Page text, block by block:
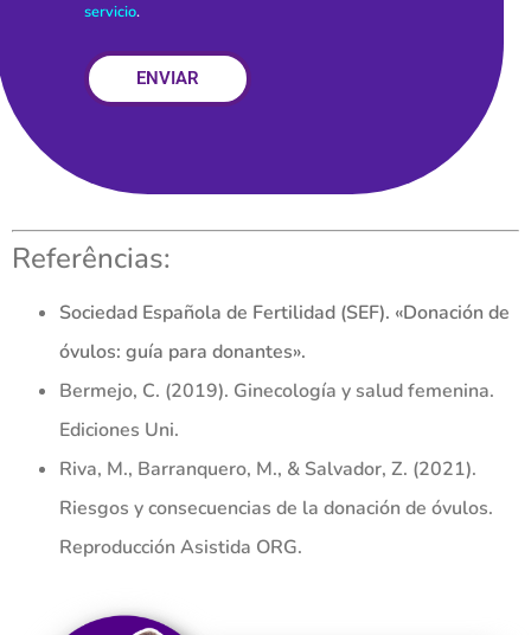
servicio.
ENVIAR
Referências:
Sociedad Española de Fertilidad (SEF). «Donación de
óvulos: guía para donantes».
Bermejo, C. (2019). Ginecología y salud femenina.
Ediciones Uni.
Riva, M., Barranquero, M., & Salvador, Z. (2021).
Riesgos y consecuencias de la donación de óvulos.
Reproducción Asistida ORG.